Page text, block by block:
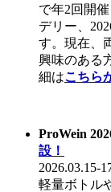
で年2回開催
デリー、
す。 現在、
興味のある
細はこちら
ProWein
設！
2026.03.15-
軽量ボトル